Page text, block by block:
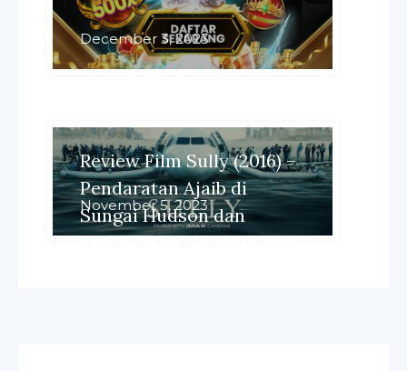
December 3, 2023
Review Film Sully (2016) –
Pendaratan Ajaib di
Sungai Hudson dan
Kecerdasan Kapten Sully
November 5, 2023